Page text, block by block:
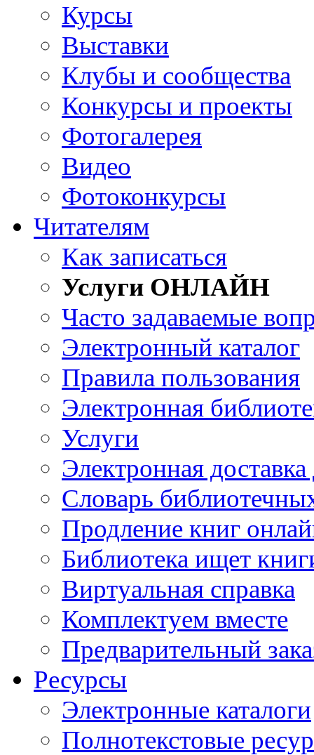
Курсы
Выставки
Клубы и сообщества
Конкурсы и проекты
Фотогалерея
Видео
Фотоконкурсы
Читателям
Как записаться
Услуги ОНЛАЙН
Часто задаваемые
Электронный каталог
Правила пользования
Электронная
Услуги
Электронная
Словарь
Продление книг
Библиотека ищет
Виртуальная справка
Комплектуем вместе
Предварительный
Ресурсы
Электронные каталоги
Полнотекстовые